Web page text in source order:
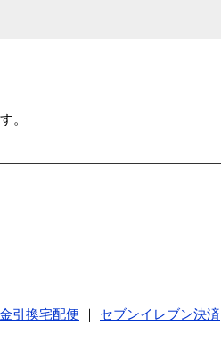
。
引換宅配便
セブンイレブン決済